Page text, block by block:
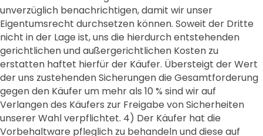
unverzüglich benachrichtigen, damit wir unser
Eigentumsrecht durchsetzen können. Soweit der Dritte
nicht in der Lage ist, uns die hierdurch entstehenden
gerichtlichen und außergerichtlichen Kosten zu
erstatten haftet hierfür der Käufer. Übersteigt der Wert
der uns zustehenden Sicherungen die Gesamtforderung
gegen den Käufer um mehr als 10 % sind wir auf
Verlangen des Käufers zur Freigabe von Sicherheiten
unserer Wahl verpflichtet. 4) Der Käufer hat die
Vorbehaltware pfleglich zu behandeln und diese auf